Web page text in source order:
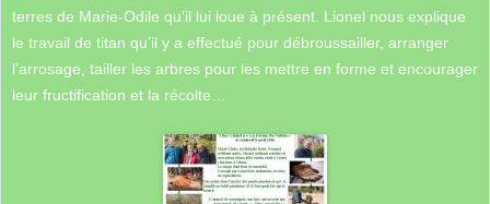
terres de Marie-Odile qu’il lui loue à présent. Lionel nous explique
le travail de titan qu’il y a effectué pour débroussailler, arranger
l’arrosage, tailler les arbres pour les mettre en forme et encourager
leur fructification et la récolte…